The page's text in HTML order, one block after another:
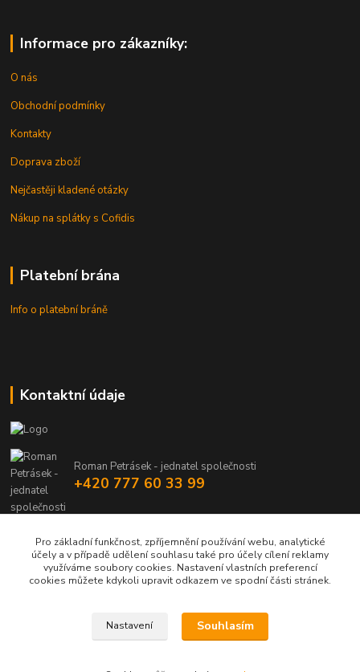
Informace pro zákazníky:
O nás
Obchodní podmínky
Kontakty
Doprava zboží
Nejčastěji kladené otázky
Nákup na splátky s Cofidis
Platební brána
Info o platební bráně
Kontaktní údaje
Roman Petrásek - jednatel společnosti
+420 777 60 33 99
Upravit sběr cookies.
Pro základní funkčnost, zpříjemnění používání webu, analytické
účely a v případě udělení souhlasu také pro účely cílení reklamy
využíváme soubory cookies. Nastavení vlastních preferencí
cookies můžete kdykoli upravit odkazem ve spodní části stránek.
Nastavení Souhlasím